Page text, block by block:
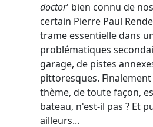
doctor' bien connu de
certain Pierre Paul
trame essentielle dans
problématiques
garage, de pistes
pittoresques.
thème, de toute façon,
bateau, n'est-il pas ? Et
ailleurs...